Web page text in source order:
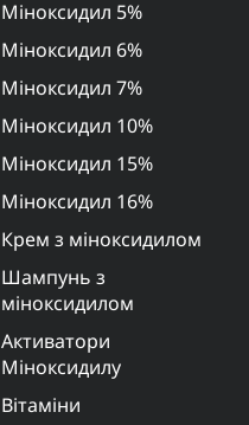
Міноксидил 5%
Міноксидил 6%
Міноксидил 7%
Міноксидил 10%
Міноксидил 15%
Міноксидил 16%
Крем з міноксидилом
Шампунь з
міноксидилом
Активатори
Міноксидилу
Вітаміни